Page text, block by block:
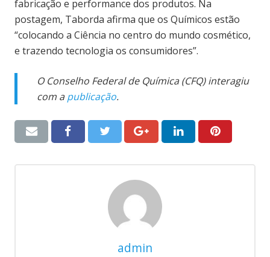
fabricação e performance dos produtos. Na
postagem, Taborda afirma que os Químicos estão
“colocando a Ciência no centro do mundo cosmético,
e trazendo tecnologia os consumidores”.
O Conselho Federal de Química (CFQ) interagiu
com apublicação.
admin